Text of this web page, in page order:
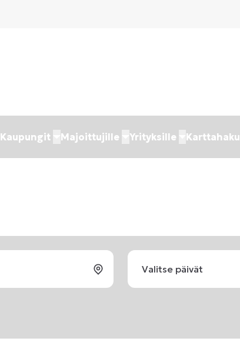
Kaupungit Majoittujille Yrityksille Karttahaku
Valitse päivät